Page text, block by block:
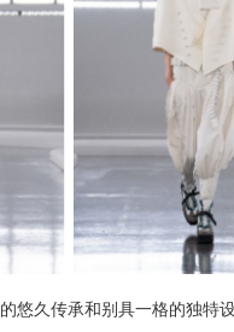
的悠久传承和别具一格的独特